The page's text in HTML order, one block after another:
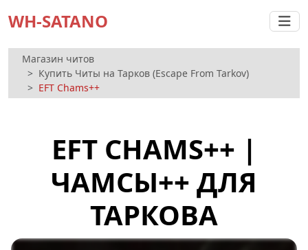
WH-SATANO
Магазин читов
Купить Читы на Тарков (Escape From Tarkov)
EFT Chams++
EFT CHAMS++ |
ЧАМСЫ++ ДЛЯ
ТАРКОВА